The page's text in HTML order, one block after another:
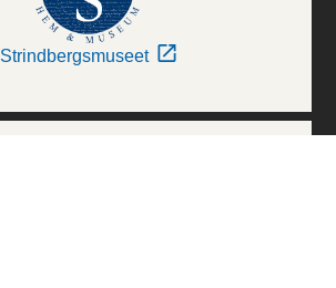
Strindbergsmuseet